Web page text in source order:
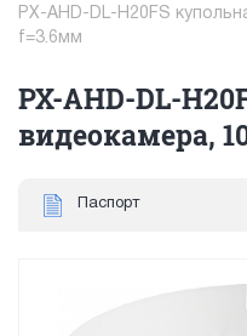
PX-AHD-DL-H20FS
f=3.6мм
PX-AHD-DL-
видеокамера,
Паспорт